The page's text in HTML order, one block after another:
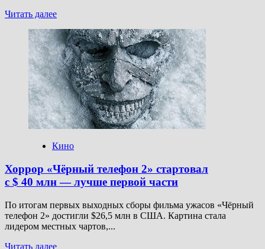
Читать далееПрочитать
о
Везунчики
(2025):
отзыв,
обзор,
впечатления,
где
смотреть,
Киану
Ривз
Кино
Хоррор «Чёрный телефон 2» стартовал
с $ 40 млн — лучше первой части
По итогам первых выходных сборы фильма ужасов «Чёрный
телефон 2» достигли $26,5 млн в США. Картина стала
лидером местных чартов,...
Читать далееПрочитать